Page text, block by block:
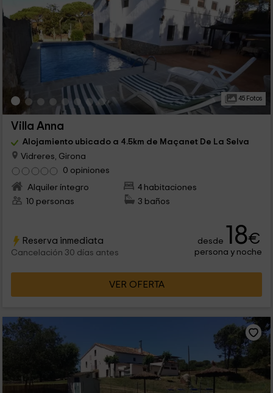
45 Fotos
Villa Anna
Alojamiento ubicado a 4.5km de Maçanet De La Selva
Vidreres, Girona
0 opiniones
Alquiler íntegro
4 habitaciones
10 personas
3 baños
Reserva inmediata
Cancelación 30 días antes
desde 18€
persona y noche
VER OFERTA